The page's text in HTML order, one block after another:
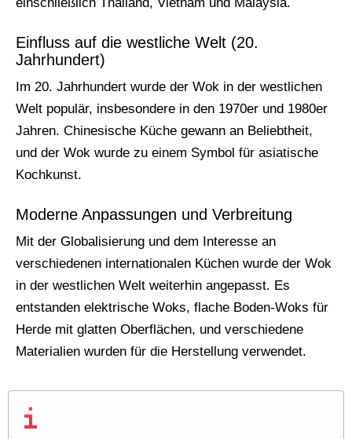
einschließlich Thailand, Vietnam und Malaysia.
Einfluss auf die westliche Welt (20.
Jahrhundert)
Im 20. Jahrhundert wurde der Wok in der westlichen
Welt populär, insbesondere in den 1970er und 1980er
Jahren. Chinesische Küche gewann an Beliebtheit,
und der Wok wurde zu einem Symbol für asiatische
Kochkunst.
Moderne Anpassungen und Verbreitung
Mit der Globalisierung und dem Interesse an
verschiedenen internationalen Küchen wurde der Wok
in der westlichen Welt weiterhin angepasst. Es
entstanden elektrische Woks, flache Boden-Woks für
Herde mit glatten Oberflächen, und verschiedene
Materialien wurden für die Herstellung verwendet.